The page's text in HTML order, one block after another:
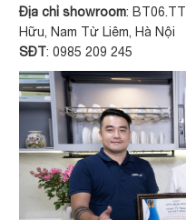
Địa chỉ showroom:
Hữu, Nam Từ Liêm, Hà Nội
SĐT: 0985 209 245